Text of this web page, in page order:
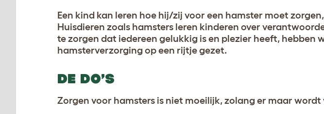
Een kind kan leren hoe hij/zij voor een hamster moet
Huisdieren zoals hamsters leren kinderen over
te zorgen dat iedereen gelukkig is en plezier heeft, hebben we
hamsterverzorging op een rijtje gezet.
DE DO’S
Zorgen voor hamsters is niet moeilijk, zolang er maar wordt